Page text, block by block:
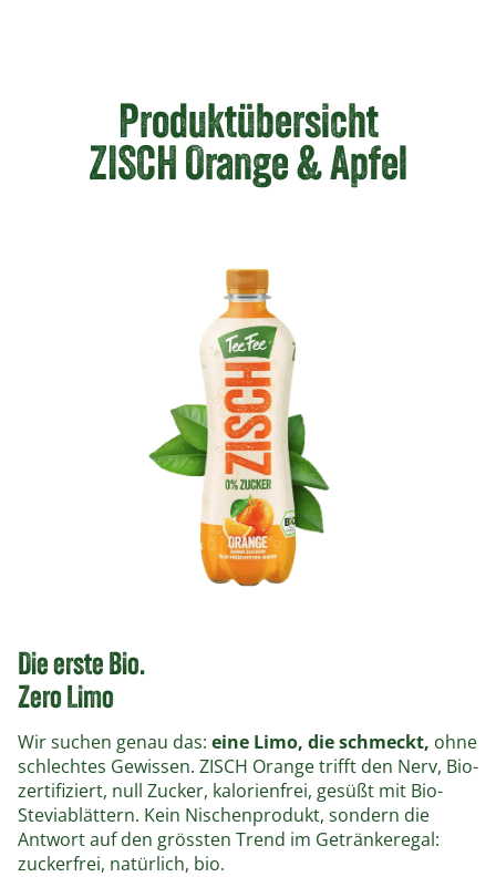
Produktübersicht
ZISCH Orange & Apfel
Die erste Bio.
Zero Limo
Wir suchen genau das: eine Limo, die schmeckt, ohne
schlechtes Gewissen. ZISCH Orange trifft den Nerv, Bio-
zertifiziert, null Zucker, kalorienfrei, gesüßt mit Bio-
Steviablättern. Kein Nischenprodukt, sondern die
Antwort auf den grössten Trend im Getränkeregal:
zuckerfrei, natürlich, bio.